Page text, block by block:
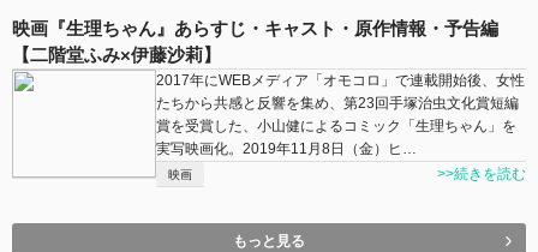
映画『生理ちゃん』あらすじ・キャスト・原作情報・予告編
【二階堂ふみ×伊藤沙莉】
2017年にWEBメディア「オモコロ」で連載開始後、女性
たちから共感と反響を集め、第23回手塚治虫文化賞短編
賞を受賞した、小山健によるコミック「生理ちゃん」を
実写映画化。2019年11月8日（金）ヒ…
映画 >>続きを読む
もっと見る